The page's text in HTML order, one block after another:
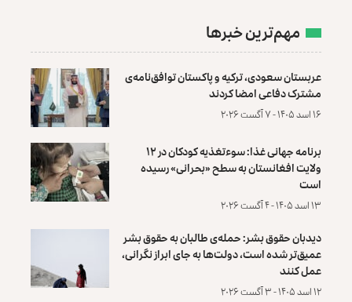
مهم‌ترین خبرها
عربستان سعودی، ترکیه و پاکستان توافق‌نامه‌ی
مشترک دفاعی امضا کردند
۱۶ اسد ۱۴۰۵ - ۷ آگست ۲۰۲۶
برنامه جهانی غذا: سوءتغذیه کودکان در ۱۲
ولایت افغانستان به سطح «بحرانی» رسیده
است
۱۳ اسد ۱۴۰۵ - ۴ آگست ۲۰۲۶
دیدبان حقوق بشر: حمله‌ی طالبان به حقوق بشر
عمیق‌تر شده است، دولت‌ها به جای ابراز نگرانی،
عمل کنند
۱۲ اسد ۱۴۰۵ - ۳ آگست ۲۰۲۶